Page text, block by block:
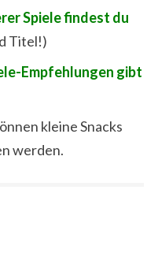
Spiele findest du
Titel!)
Empfehlungen gibt
kleine Snacks
werden.